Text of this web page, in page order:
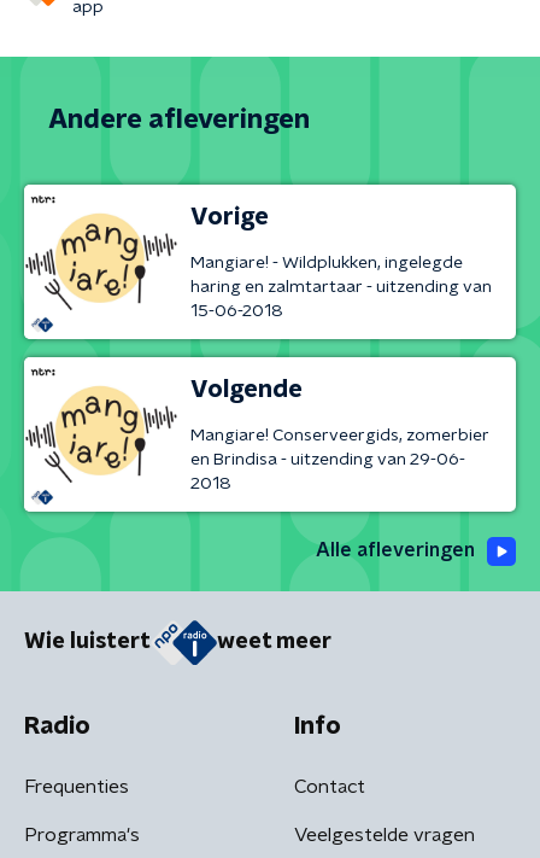
app
Andere afleveringen
Vorige
Mangiare! - Wildplukken, ingelegde
haring en zalmtartaar - uitzending van
15-06-2018
Volgende
Mangiare! Conserveergids, zomerbier
en Brindisa - uitzending van 29-06-
2018
Alle afleveringen
Wie luistert weet meer
Radio
Frequenties
Programma's
Info
Contact
Veelgestelde vragen